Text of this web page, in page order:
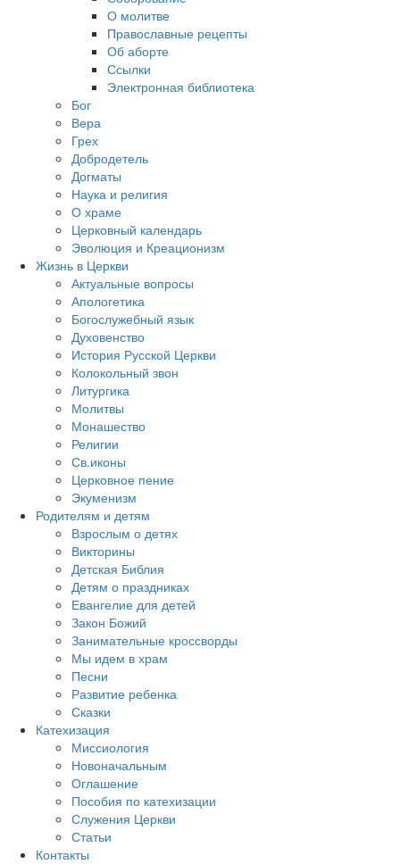
О молитве
Православные рецепты
Об аборте
Ссылки
Электронная библиотека
Бог
Вера
Грех
Добродетель
Догматы
Наука и религия
О храме
Церковный календарь
Эволюция и Креационизм
Жизнь в Церкви
Актуальные вопросы
Апологетика
Богослужебный язык
Духовенство
История Русской Церкви
Колокольный звон
Литургика
Молитвы
Монашество
Религии
Св.иконы
Церковное пение
Экуменизм
Родителям и детям
Взрослым о детях
Викторины
Детская Библия
Детям о праздниках
Евангелие для детей
Закон Божий
Занимательные кроссворды
Мы идем в храм
Песни
Развитие ребенка
Сказки
Катехизация
Миссиология
Новоначальным
Оглашение
Пособия по катехизации
Служения Церкви
Статьи
Контакты